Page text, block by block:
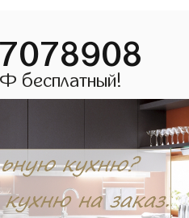
бесплатный!